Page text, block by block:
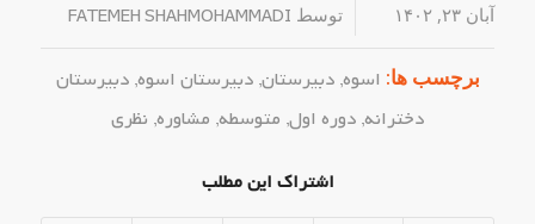
آبان ۲۳, ۱۴۰۲ / توسط FATEMEH SHAHMOHAMMADI
برچسب ها: اسوه,دبیرستان,دبیرستان اسوه,دبیرستان
دخترانه, دوره اول, متوسطه, مشاوره, نظری
اشتراک این مطلب